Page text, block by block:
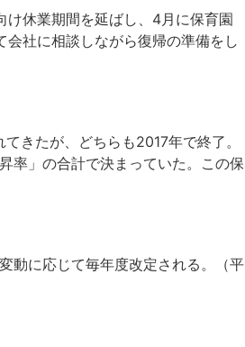
休業期間を延ばし、4月に保育園
社に相談しながら復帰の準備をし
きたが、どちらも2017年で終了。
率」の合計で決まっていた。この保
動に応じて毎年度改定される。（平